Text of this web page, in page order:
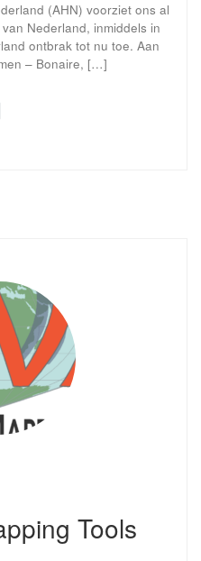
(AHN) voorziet ons al
Nederland, inmiddels in
ontbrak tot nu toe. Aan
– Bonaire, […]
Tools